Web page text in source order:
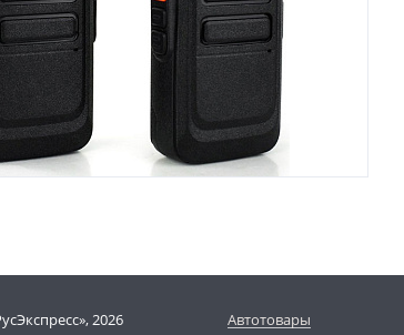
2026
Автотовары